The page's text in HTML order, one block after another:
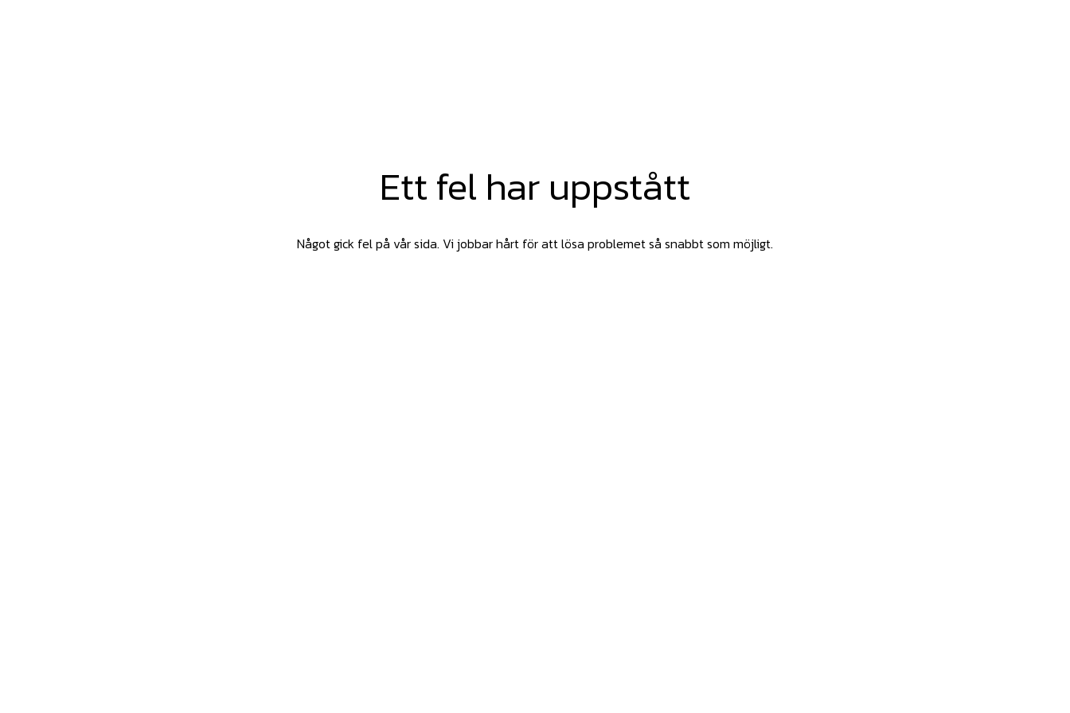
Ett fel har uppstått
Något gick fel på vår sida. Vi jobbar hårt för att lösa problemet så snabbt som möjligt.